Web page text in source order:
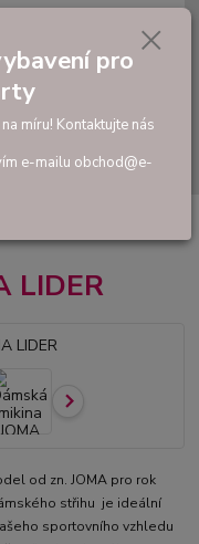
Hledat
0,00 Kč
LIDER
od zn. JOMA pro rok
střihu je ideální
sportovního vzhledu
pro
míru! Kontaktujte nás
e-mailu obchod@e-